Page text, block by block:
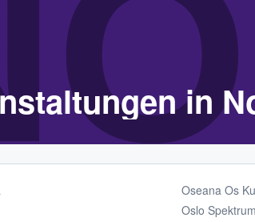
in
Oseana Os
Oslo Spektrum